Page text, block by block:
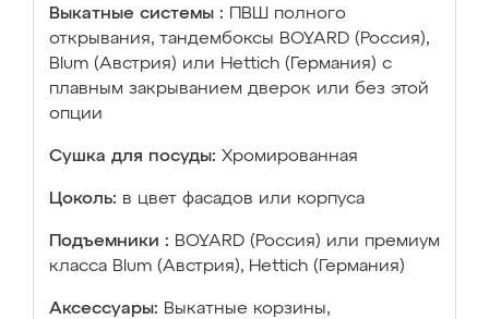
Выкатные системы :
ПВШ полного
открывания, тандембоксы BOYARD (Россия),
Blum (Австрия) или Hettich (Германия) с
плавным закрыванием дверок или без этой
опции
Сушка для посуды: Хромированная
Цоколь: в цвет фасадов или корпуса
Подъемники : BOYARD (Россия) или премиум
класса Blum (Австрия), Hettich (Германия)
Аксессуары: Выкатные корзины,